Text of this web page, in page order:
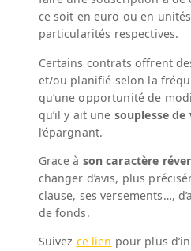
ce soit en euro ou en
particularités respectives.
Certains contrats offrent
et/ou planifié selon la
qu’une opportunité de
qu’il y ait une souplesse
l’épargnant.
Grace à son caractère
changer d’avis, plus
clause, ses versements…,
de fonds.
Suivez ce lien pour plus